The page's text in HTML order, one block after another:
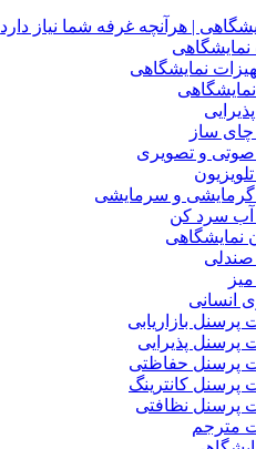
| هرآنچه غرفه شما نیاز دارد
نمایشگاهی
چای ساز
صوتی و تصویری
تلویزیون
گرمایشی و سرمایشی
آب سرد کن
نمایشگاهی
صندلی
انسانی
پرسنل بازاریابی
پرسنل پذیرایی
پرسنل حفاظتی
پرسنل کانترینگ
پرسنل نظافتی
مترجم